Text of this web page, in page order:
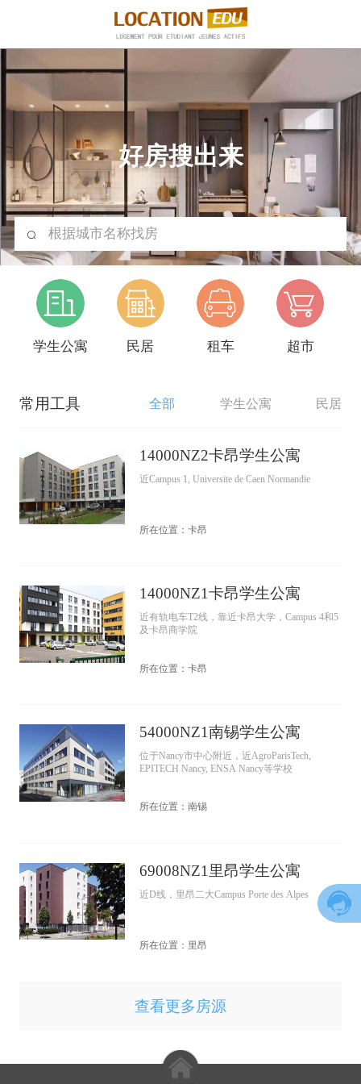
好房搜出来
根据城市名称找房
学生公寓 民居 租车 超市
常用工具 全部 学生公寓 民居
14000NZ2卡昂学生公寓
近Campus 1, Universite de Caen Normandie
所在位置：卡昂
14000NZ1卡昂学生公寓
近有轨电车T2线，靠近卡昂大学，Campus 4和5
及卡昂商学院
所在位置：卡昂
54000NZ1南锡学生公寓
位于Nancy市中心附近，近AgroParisTech,
EPITECH Nancy, ENSA Nancy等学校
所在位置：南锡
69008NZ1里昂学生公寓
近D线，里昂二大Campus Porte des Alpes
所在位置：里昂
查看更多房源